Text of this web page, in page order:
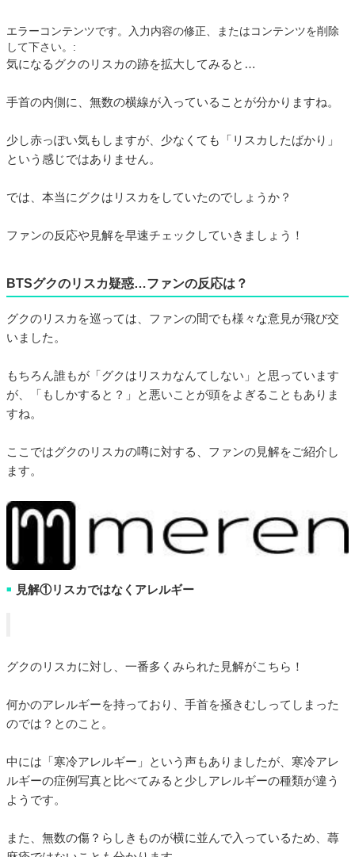
エラーコンテンツです。入力内容の修正、またはコンテンツを削除
して下さい。:
気になるグクのリスカの跡を拡大してみると…
手首の内側に、無数の横線が入っていることが分かりますね。
少し赤っぽい気もしますが、少なくても「リスカしたばかり」
という感じではありません。
では、本当にグクはリスカをしていたのでしょうか？
ファンの反応や見解を早速チェックしていきましょう！
BTSグクのリスカ疑惑…ファンの反応は？
グクのリスカを巡っては、ファンの間でも様々な意見が飛び交
いました。
もちろん誰もが「グクはリスカなんてしない」と思っています
が、「もしかすると？」と悪いことが頭をよぎることもありま
すね。
ここではグクのリスカの噂に対する、ファンの見解をご紹介し
ます。
■ 見解①リスカではなくアレルギー
グクのリスカに対し、一番多くみられた見解がこちら！
何かのアレルギーを持っており、手首を掻きむしってしまった
のでは？とのこと。
中には「寒冷アレルギー」という声もありましたが、寒冷アレ
ルギーの症例写真と比べてみると少しアレルギーの種類が違う
ようです。
また、無数の傷？らしきものが横に並んで入っているため、蕁